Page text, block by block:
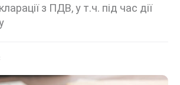
з ПДВ, у т.ч. під час дії